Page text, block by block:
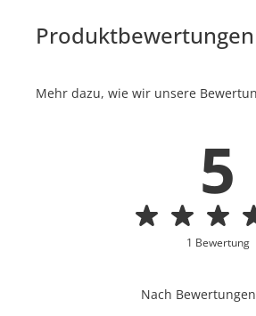
Produktbewertungen
Mehr dazu, wie wir unsere
5
1 Bewertung
Nach